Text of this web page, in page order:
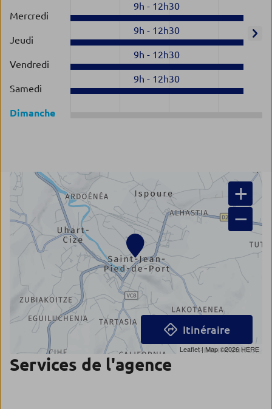
Mercredi
9h - 12h30
Jeudi
9h - 12h30
Vendredi
9h - 12h30
Samedi
9h - 12h30
Dimanche
+
−
Leaflet| Map ©2026HERE
Itinéraire
Services de l'agence